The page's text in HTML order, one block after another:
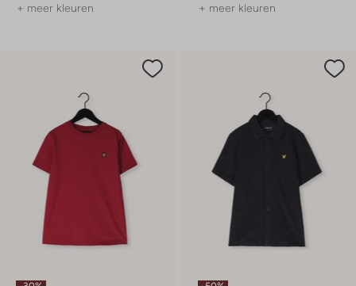
+ meer kleuren + meer kleuren